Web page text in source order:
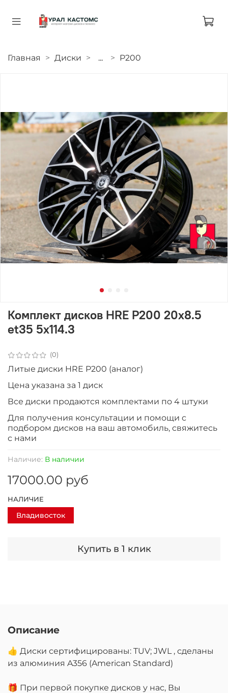
Главная Диски ... P200
(0)
Наличие: В наличии
Комплект дисков HRE P200 20x8.5
et35 5x114.3
17000.00 руб
Купить в 1 клик
НАЛИЧИЕ
Владивосток
Литые диски HRE P200 (аналог)
Цена указана за 1 диск
Все диски продаютcя комплектами по 4 штуки
Для получения консультации и помощи с
подбором дисков на ваш автомобиль, свяжитесь
с нами
Описание
👍 Диски сертифицированы: TUV; JWL , сделаны
из алюминия A356 (American Standard)
🎁 При первой покупке дисков у нас, Вы